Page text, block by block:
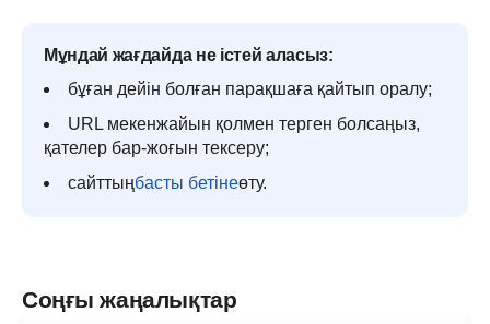
Мұндай жағдайда не істей аласыз:
бұған дейін болған парақшаға қайтып оралу;
URL мекенжайын қолмен терген болсаңыз,
қателер бар-жоғын тексеру;
сайттыңбасты бетінеөту.
Соңғы жаңалықтар